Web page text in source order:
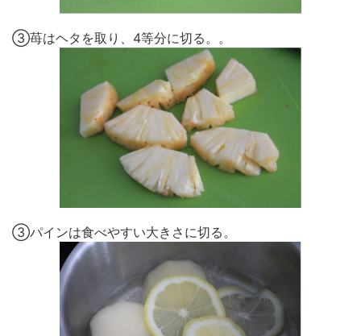
③苺はヘタを取り、4等分に切る。。
③パインは食べやすい大きさに切る。